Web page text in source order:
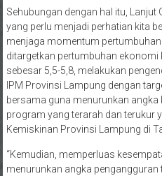
Sehubungan dengan hal itu, Lanjut
yang perlu menjadi perhatian kita
menjaga momentum
ditargetkan pertumbuhan ekonomi
sebesar 5,5-5,8, melakukan
IPM Provinsi Lampung dengan
bersama guna menurunkan angka
program yang terarah dan terukur
Kemiskinan Provinsi Lampung di
“Kemudian, memperluas
menurunkan angka